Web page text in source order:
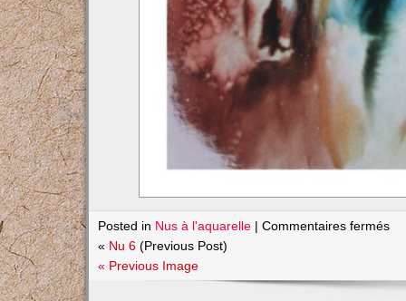
Posted in Nus à l'aquarelle |Commentaires fermés
« Nu 6 (Previous Post)
« Previous Image